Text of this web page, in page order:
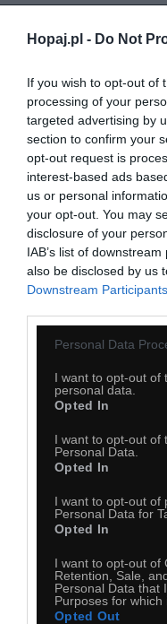
Hopaj.pl - Do Not
If you wish to opt-out of
processing of your
targeted advertising by
section to confirm your
opt-out request is
interest-based ads
us or personal
your opt-out. You may
disclosure of your
IAB’s list of
also be disclosed by us
Downstream Participants
Personal Data
I want to opt-out of
personal data.
Opted In
I want to opt-out of
Personal Data.
Opted In
I want to opt-out of
Personal Data for
Opted In
I want to opt-out of
Retention, Sale,
Personal Data that
Purposes for which
Opted Out
Komentuj Dodaj do ulubionych